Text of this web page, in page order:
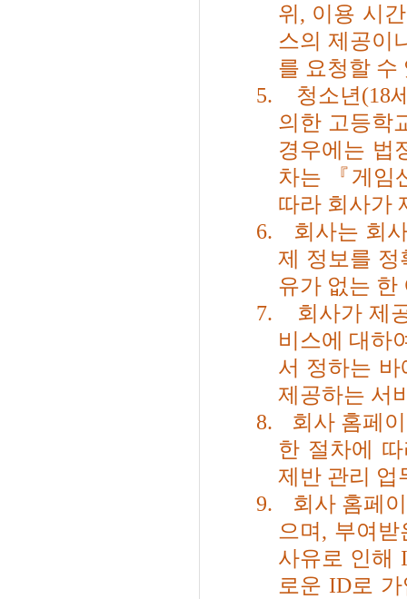
위 , 이용 시
스의 제공이
를 요청할 수
5.
청소년(18
의한 고등학
경우에는 법
차는 『게임
따라 회사가
6.
회사는 회
제 정보를 정
유가 없는 한
7.
회사가 제
비스에 대하
서 정하는
제공하는 서
8.
회사 홈페
한 절차에
제반 관리 업
9.
회사 홈페
으며 , 부여
사유로 인해
로운 ID로